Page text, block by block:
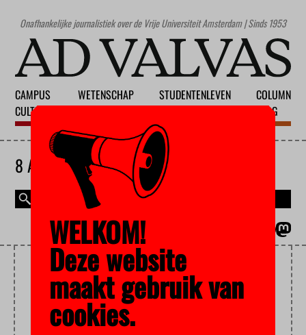
Onafhankelijke journalistiek over de Vrije Universiteit Amsterdam | Sinds 1953
CAMPUS
CULTUUR
WETENSCHAP
STUDENTENLEVEN
COLUMN
BLOG
8 AUGUSTUS 2026
PROMOTIERECHT
WELKOM!
Deze website
maakt gebruik van
cookies.